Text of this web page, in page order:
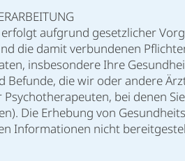
aufgrund gesetzlicher
die damit verbundenen
insbesondere Ihre
Befunde, die wir oder andere
bei denen
Die Erhebung von
Informationen nicht